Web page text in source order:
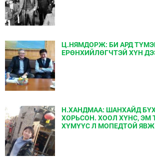
Ц.НЯМДОРЖ: БИ АРД
ЕРӨНХИЙЛӨГЧТЭЙ ХҮН
Н.ХАНДМАА: ШАНХАЙД
ХОРЬСОН. ХООЛ ХҮНС, ЭМ
ХҮМҮҮС Л МОПЕДТОЙ ЯВЖ